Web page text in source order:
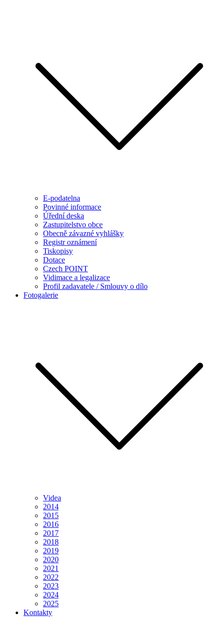
E-podatelna
Povinné informace
Úřední deska
Zastupitelstvo obce
Obecně závazné vyhlášky
Registr oznámení
Tiskopisy
Dotace
Czech POINT
Vidimace a legalizace
Profil zadavatele / Smlouvy o dílo
Fotogalerie
Videa
2014
2015
2016
2017
2018
2019
2020
2021
2022
2023
2024
2025
Kontakty